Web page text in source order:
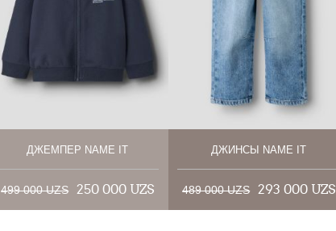
ДЖЕМПЕР NAME IT
499 000 UZS 250 000 UZS
ДЖИНСЫ NAME IT
489 000 UZS 293 000 UZS